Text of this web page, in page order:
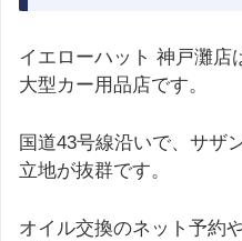
イエローハット 神戸灘店
大型カー用品店です。
国道43号線沿いで、サザ
立地が抜群です。
オイル交換のネット予約